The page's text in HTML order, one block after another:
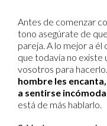
Antes de comenzar
tono asegúrate de
pareja. A lo mejor a él
que todavía no existe
vosotros para hacerlo.
hombre les
a sentirse
está de más hablarlo.